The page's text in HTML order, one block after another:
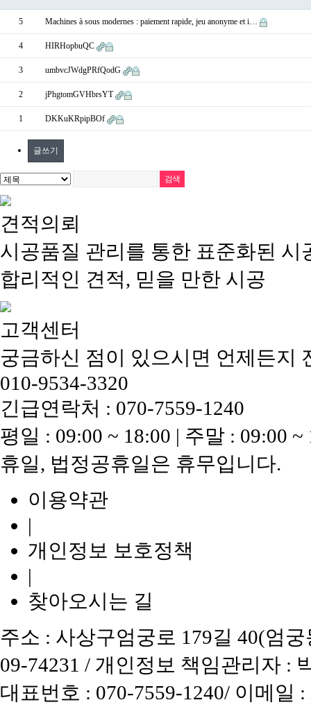
5 Machines à sous modernes : paiement rapide, jeu anonyme et i…
4 HIRHopbuQC
3 umbvcJWdgPRfQodG
2 jPhgtomGVHbrsYT
1 DKKuKRpipBOf
글쓰기
견적의뢰
시공품질 관리를 통한 표준화된 시
합리적인 견적, 믿을 만한 시공
고객센터
궁금하신 점이 있으시면 언제든지
010-9534-3320
긴급연락처 : 070-7559-1240
평일 : 09:00 ~ 18:00 | 주말 : 09:00 ~
휴일, 법정공휴일은 휴무입니다.
이용약관
|
개인정보 보호정책
|
찾아오시는 길
주소 : 사상구엄궁로 179길 40(엄
09-74231 / 개인정보 책임관리자 :
대표번호 : 070-7559-1240/ 이메일